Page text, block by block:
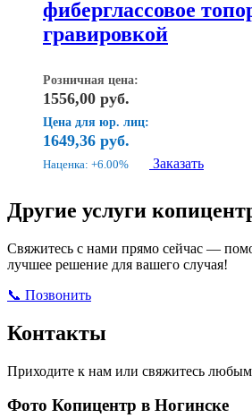
фиберглассовое
гравировкой
Розничная цена:
1556,00 руб.
Цена для юр. лиц:
1649,36 руб.
Наценка: +6.00% Заказать
Другие услуги
Свяжитесь с нами прямо сейчас —
лучшее решение для вашего случая!
📞 Позвонить
Контакты
Приходите к нам или свяжитесь
Фото Копицентр в Ногинске